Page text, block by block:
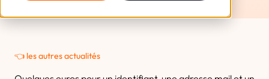
👈 les autres actualités